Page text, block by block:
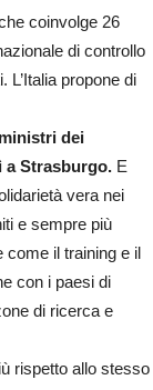
coinvolge 26
di controllo
L’Italia propone di
dei
a Strasburgo. E
vera nei
e sempre più
come il training e il
con i paesi di
di ricerca e
rispetto allo stesso